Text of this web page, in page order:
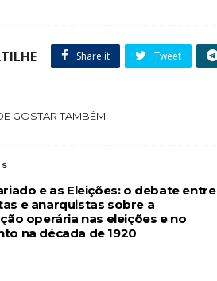
Share it Tweet
GOSTAR TAMBÉM
e as Eleições: o debate entre
e anarquistas sobre a
operária nas eleições e no
na década de 1920